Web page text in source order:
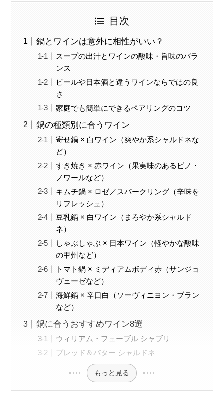
目次
鍋とワインは意外に相性がいい？
スープの出汁とワインの酸味・旨味のバラ
ンス
ビールや日本酒と違うワインならではの良
さ
家庭でも簡単にできるペアリングのコツ
鍋の種類別に合うワイン
寄せ鍋 × 白ワイン（爽やか系シャルドネな
ど）
すき焼き × 赤ワイン（果実味のあるピノ・
ノワールなど）
キムチ鍋 × ロゼ／スパークリング（辛味を
リフレッシュ）
豆乳鍋 × 白ワイン（まろやか系シャルド
ネ）
しゃぶしゃぶ × 日本ワイン（軽やかな酸味
の甲州など）
トマト鍋 × ミディアムボディ赤（サンジョ
ヴェーゼなど）
海鮮鍋 × 辛口白（ソーヴィニヨン・ブラン
など）
鍋に合うおすすめワイン8選
ウィリアム・フェーブル シャブリ
ブレッド＆バター シャルドネ
もっと見る